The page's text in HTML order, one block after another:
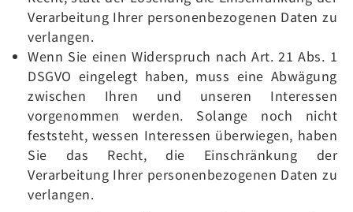
Verarbeitung Ihrer personenbezogenen Daten zu
verlangen.
Wenn Sie einen Widerspruch nach Art. 21 Abs. 1
DSGVO eingelegt haben, muss eine Abwägung
zwischen Ihren und unseren Interessen
vorgenommen werden. Solange noch nicht
feststeht, wessen Interessen überwiegen, haben
Sie das Recht, die Einschränkung der
Verarbeitung Ihrer personenbezogenen Daten zu
verlangen.